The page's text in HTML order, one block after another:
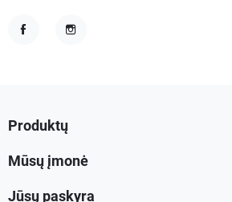
Produktų
Mūsų įmonė
Jūsų paskyra